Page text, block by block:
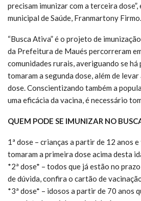
precisam imunizar com a terceira
municipal de Saúde, Franmartony Firmo.
“Busca Ativa” é o projeto de
da Prefeitura de Maués percorreram
comunidades rurais, averiguando se há
tomaram a segunda dose, além de
dose. Conscientizando também a
uma eficácia da vacina, é necessário
QUEM PODE SE IMUNIZAR NO
1ª dose – crianças a partir de 12 anos
tomaram a primeira dose acima desta
*2ª dose* – todos que já estão no
de dúvida, confira o cartão de
*3ª dose* – idosos a partir de 70 anos